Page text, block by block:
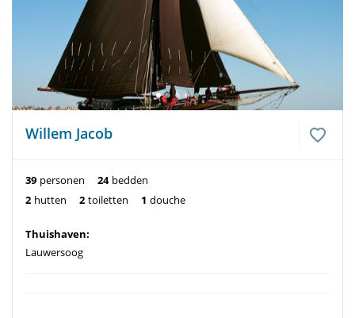
Willem Jacob
39 personen 24 bedden
2 hutten 2 toiletten 1 douche
Thuishaven:
Lauwersoog